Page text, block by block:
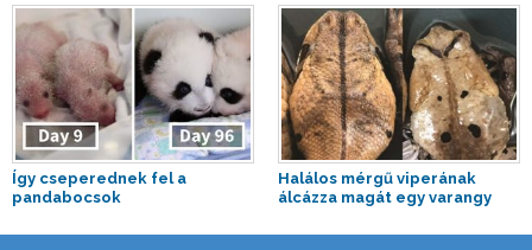
Így cseperednek fel a
pandabocsok
Halálos mérgű viperának
álcázza magát egy varangy